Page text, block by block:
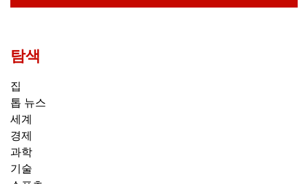
탐색
집
톱 뉴스
세계
경제
과학
기술